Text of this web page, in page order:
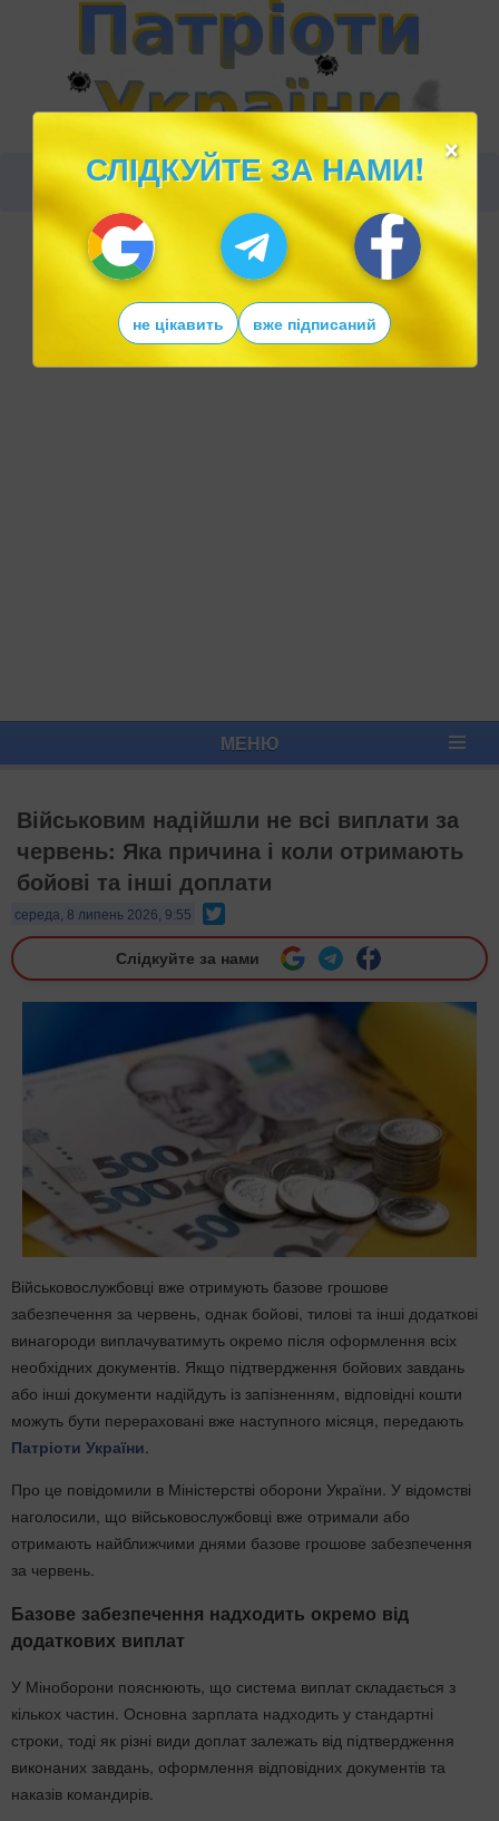
МЕНЮ
Військовим надійшли не всі виплати за
червень: Яка причина і коли отримають
бойові та інші доплати
середа, 8 липень 2026, 9:55
Слідкуйте за нами
Військовослужбовці вже отримують базове грошове
забезпечення за червень, однак бойові, тилові та інші додаткові
винагороди виплачуватимуть окремо після оформлення всіх
необхідних документів. Якщо підтвердження бойових завдань
або інші документи надійдуть із запізненням, відповідні кошти
можуть бути перераховані вже наступного місяця, передають
Патріоти України
Про це повідомили в Міністерстві оборони України. У відомстві
наголосили, що військовослужбовці вже отримали або
отримають найближчими днями базове грошове забезпечення
за червень.
Базове забезпечення надходить окремо від
додаткових виплат
У Міноборони пояснюють, що система виплат складається з
кількох частин. Основна зарплата надходить у стандартні
строки, тоді як різні види доплат залежать від підтвердження
виконаних завдань, оформлення відповідних документів та
наказів командирів.
×
СЛІДКУЙТЕ ЗА НАМИ!
не цікавить вже підписаний